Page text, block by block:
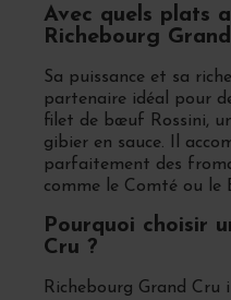
Avec quels plats
Richebourg
Sa puissance et sa
partenaire idéal pour
filet de bœuf Rossini,
gibier en sauce. Il
parfaitement des
comme le Comté ou le
Pourquoi choisir
Cru ?
Richebourg Grand